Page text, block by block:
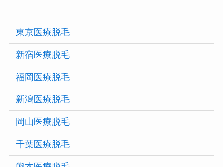
東京医療脱毛
新宿医療脱毛
福岡医療脱毛
新潟医療脱毛
岡山医療脱毛
千葉医療脱毛